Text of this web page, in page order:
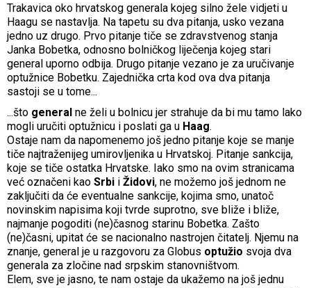
Trakavica oko hrvatskog generala kojeg silno žele vidjeti u
Haagu se nastavlja. Na tapetu su dva pitanja, usko vezana
jedno uz drugo. Prvo pitanje tiče se zdravstvenog stanja
Janka Bobetka, odnosno bolničkog liječenja kojeg stari
general uporno odbija. Drugo pitanje vezano je za uručivanje
optužnice Bobetku. Zajednička crta kod ova dva pitanja
sastoji se u tome...
...što general ne želi u bolnicu jer strahuje da bi mu tamo lako
mogli uručiti optužnicu i poslati ga u Haag.
Ostaje nam da napomenemo još jedno pitanje koje se manje
tiče najtraženijeg umirovljenika u Hrvatskoj. Pitanje sankcija,
koje se tiče ostatka Hrvatske. Iako smo na ovim stranicama
već označeni kao Srbi i Židovi, ne možemo još jednom ne
zaključiti da će eventualne sankcije, kojima smo, unatoč
novinskim napisima koji tvrde suprotno, sve bliže i bliže,
najmanje pogoditi (ne)časnog starinu Bobetka. Zašto
(ne)časni, upitat će se nacionalno nastrojen čitatelj. Njemu na
znanje, general je u razgovoru za Globus optužio svoja dva
generala za zločine nad srpskim stanovništvom.
Elem, sve je jasno, te nam ostaje da ukažemo na još jednu